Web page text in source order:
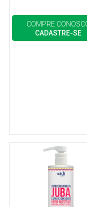
COMPRE
CADASTRE-SE